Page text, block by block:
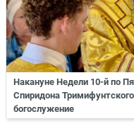
Накануне Недели 10-й по
Спиридона
богослужение